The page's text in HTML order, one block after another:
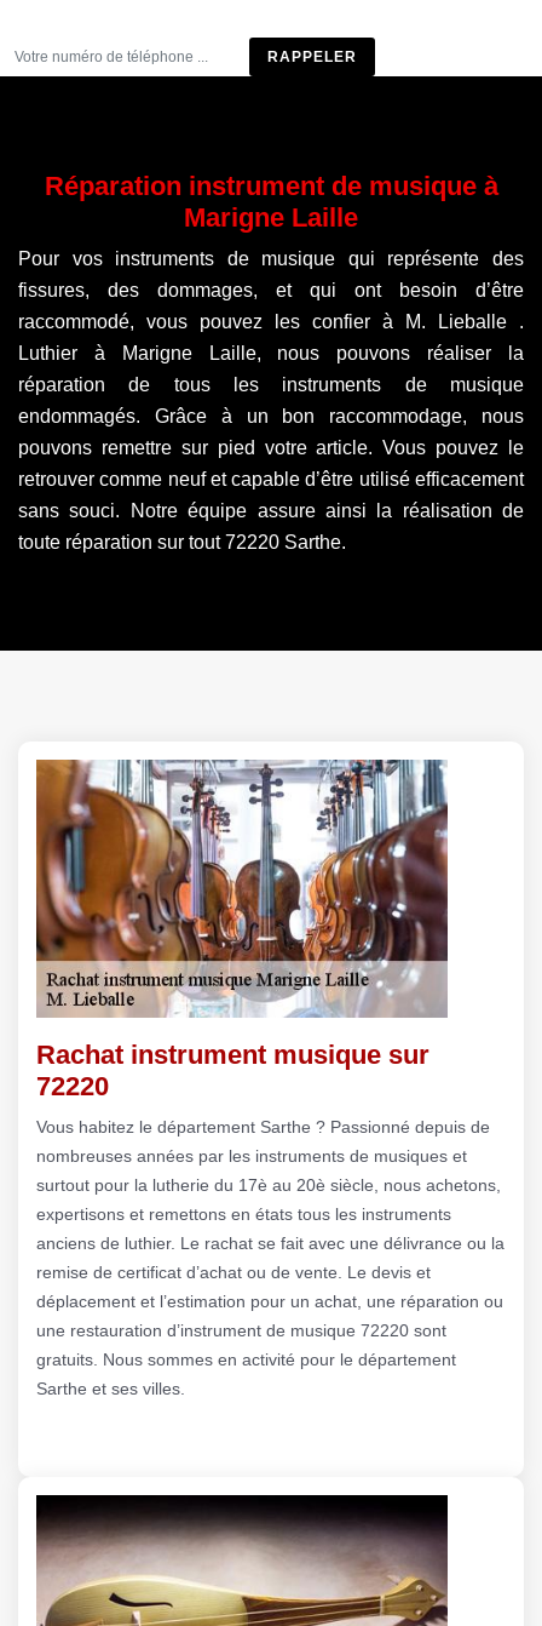
Réparation instrument de musique à
Marigne Laille
Pour vos instruments de musique qui représente des
fissures, des dommages, et qui ont besoin d’être
raccommodé, vous pouvez les confier à M. Lieballe .
Luthier à Marigne Laille, nous pouvons réaliser la
réparation de tous les instruments de musique
endommagés. Grâce à un bon raccommodage, nous
pouvons remettre sur pied votre article. Vous pouvez le
retrouver comme neuf et capable d’être utilisé efficacement
sans souci. Notre équipe assure ainsi la réalisation de
toute réparation sur tout 72220 Sarthe.
Rachat instrument musique sur
72220
Vous habitez le département Sarthe ? Passionné depuis de
nombreuses années par les instruments de musiques et
surtout pour la lutherie du 17è au 20è siècle, nous achetons,
expertisons et remettons en états tous les instruments
anciens de luthier. Le rachat se fait avec une délivrance ou la
remise de certificat d’achat ou de vente. Le devis et
déplacement et l’estimation pour un achat, une réparation ou
une restauration d’instrument de musique 72220 sont
gratuits. Nous sommes en activité pour le département
Sarthe et ses villes.